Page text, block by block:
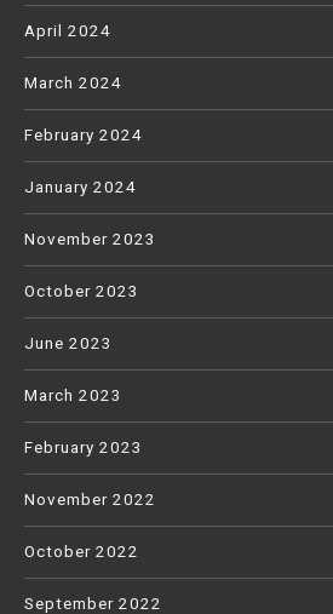
April 2024
March 2024
February 2024
January 2024
November 2023
October 2023
June 2023
March 2023
February 2023
November 2022
October 2022
September 2022